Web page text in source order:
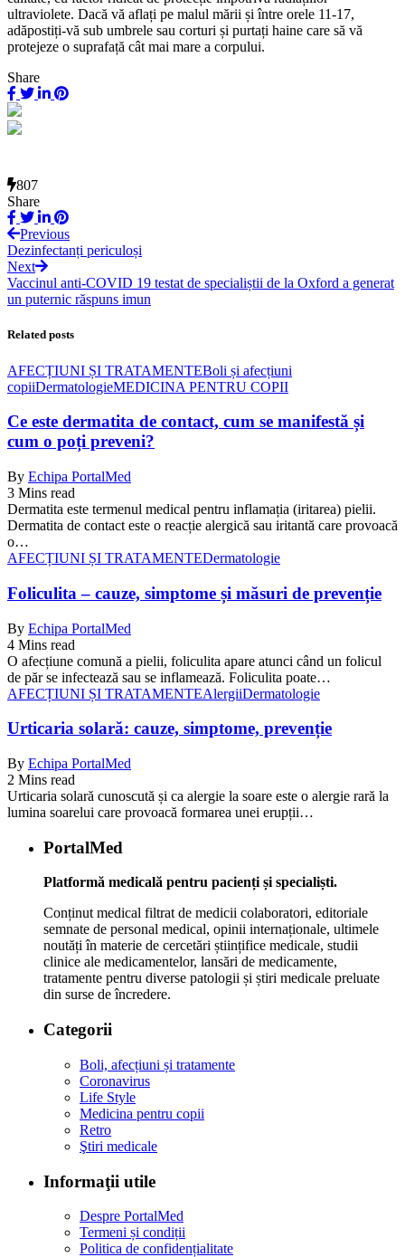
ultraviolete. Dacă vă aflați pe malul mării și între orele 11-17,
adăpostiți-vă sub umbrele sau corturi și purtați haine care să vă
protejeze o suprafață cât mai mare a corpului.
Share
807
Share
Previous
Dezinfectanți periculoși
Next
Vaccinul anti-COVID 19 testat de specialiștii de la Oxford a generat
un puternic răspuns imun
Related posts
AFECȚIUNI ȘI TRATAMENTEBoli și afecțiuni
copiiDermatologieMEDICINA PENTRU COPII
Ce este dermatita de contact, cum se manifestă și
cum o poți preveni?
By Echipa PortalMed
3 Mins read
Dermatita este termenul medical pentru inflamația (iritarea) pielii.
Dermatita de contact este o reacție alergică sau iritantă care provoacă
o…
AFECȚIUNI ȘI TRATAMENTEDermatologie
Foliculita – cauze, simptome și măsuri de prevenție
By Echipa PortalMed
4 Mins read
O afecțiune comună a pielii, foliculita apare atunci când un folicul
de păr se infectează sau se inflamează. Foliculita poate…
AFECȚIUNI ȘI TRATAMENTEAlergiiDermatologie
Urticaria solară: cauze, simptome, prevenție
By Echipa PortalMed
2 Mins read
Urticaria solară cunoscută și ca alergie la soare este o alergie rară la
lumina soarelui care provoacă formarea unei erupții…
PortalMed
Platformă medicală pentru pacienți și specialiști.
Conținut medical filtrat de medicii colaboratori, editoriale
semnate de personal medical, opinii internaționale, ultimele
noutăți în materie de cercetări științifice medicale, studii
clinice ale medicamentelor, lansări de medicamente,
tratamente pentru diverse patologii și știri medicale preluate
din surse de încredere.
Categorii
Boli, afecțiuni și tratamente
Coronavirus
Life Style
Medicina pentru copii
Retro
Ştiri medicale
Informaţii utile
Despre PortalMed
Termeni și condiții
Politica de confidențialitate